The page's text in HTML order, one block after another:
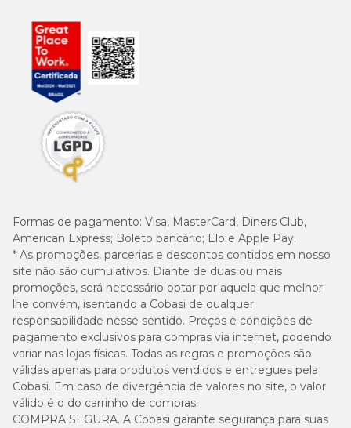
Formas de pagamento: Visa, MasterCard, Diners Club,
American Express; Boleto bancário; Elo e Apple Pay.
* As promoções, parcerias e descontos contidos em nosso
site não são cumulativos. Diante de duas ou mais
promoções, será necessário optar por aquela que melhor
lhe convém, isentando a Cobasi de qualquer
responsabilidade nesse sentido. Preços e condições de
pagamento exclusivos para compras via internet, podendo
variar nas lojas físicas. Todas as regras e promoções são
válidas apenas para produtos vendidos e entregues pela
Cobasi. Em caso de divergência de valores no site, o valor
válido é o do carrinho de compras.
COMPRA SEGURA. A Cobasi garante segurança para suas